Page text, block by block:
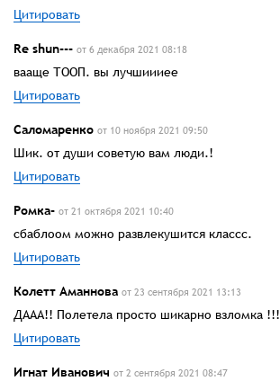
Цитировать
Re shun--- от 6 декабря 2021 08:18
вааще ТООП. вы лучшиииее
Цитировать
Саломаренко от 10 ноября 2021 09:50
Шик. от души советую вам люди.!
Цитировать
Ромка- от 21 октября 2021 10:40
сбаблоом можно развлекушится классс.
Цитировать
Колетт Аманнова от 23 сентября 2021 13:13
ДААА!! Полетела просто шикарно взломка !!!
Цитировать
Игнат Иванович от 2 сентября 2021 08:47